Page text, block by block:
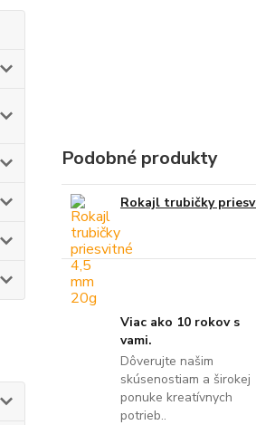
Podobné produkty
Rokajl trubičky
Viac ako 10 rokov s
vami.
Dôverujte našim
skúsenostiam a širokej
ponuke kreatívnych
potrieb..